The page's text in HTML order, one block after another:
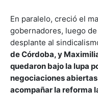
En paralelo, creció el
gobernadores, luego
desplante al
de Córdoba, y
quedaron bajo la lupa
negociaciones
acompañar la reforma